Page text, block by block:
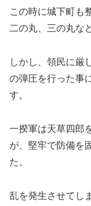
この時に城下町も
二の丸、三の丸な
しかし、領民に厳
の弾圧を行った事
す。
一揆軍は天草四郎
が、堅牢で防備を
た。
乱を発生させてし